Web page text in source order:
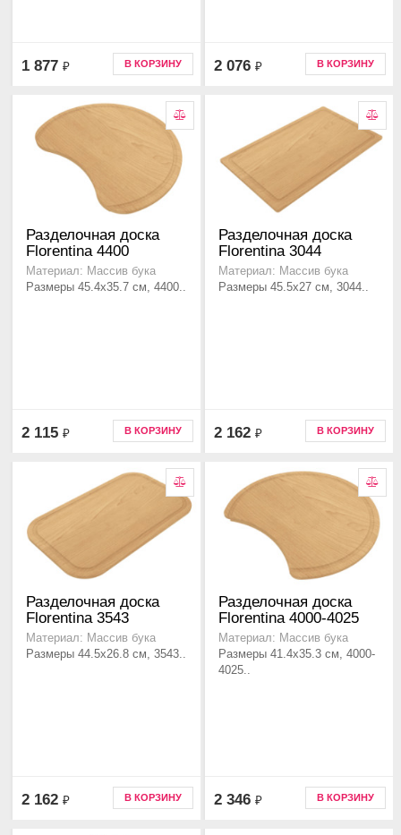
1 877 ₽ В КОРЗИНУ 2 076 ₽ В КОРЗИНУ
Разделочная доска
Florentina 4400
Материал: Массив бука
Размеры 45.4х35.7 см, 4400..
2 115 ₽ В КОРЗИНУ
Разделочная доска
Florentina 3044
Материал: Массив бука
Размеры 45.5х27 см, 3044..
2 162 ₽ В КОРЗИНУ
Разделочная доска
Florentina 3543
Материал: Массив бука
Размеры 44.5х26.8 см, 3543..
2 162 ₽ В КОРЗИНУ
Разделочная доска
Florentina 4000-4025
Материал: Массив бука
Размеры 41.4х35.3 см, 4000-
4025..
2 346 ₽ В КОРЗИНУ